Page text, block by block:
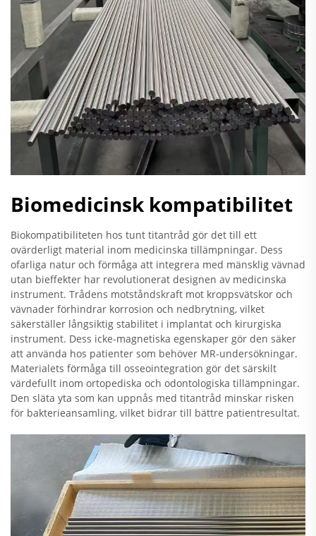
Biomedicinsk kompatibilitet
Biokompatibiliteten hos tunt titantråd gör det till ett
ovärderligt material inom medicinska tillämpningar. Dess
ofarliga natur och förmåga att integrera med mänsklig vävnad
utan bieffekter har revolutionerat designen av medicinska
instrument. Trådens motståndskraft mot kroppsvätskor och
vävnader förhindrar korrosion och nedbrytning, vilket
säkerställer långsiktig stabilitet i implantat och kirurgiska
instrument. Dess icke-magnetiska egenskaper gör den säker
att använda hos patienter som behöver MR-undersökningar.
Materialets förmåga till osseointegration gör det särskilt
värdefullt inom ortopediska och odontologiska tillämpningar.
Den släta yta som kan uppnås med titantråd minskar risken
för bakterieansamling, vilket bidrar till bättre patientresultat.